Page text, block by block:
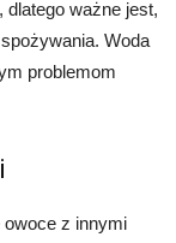
dlatego ważne jest,
Woda
problemom
owoce z innymi